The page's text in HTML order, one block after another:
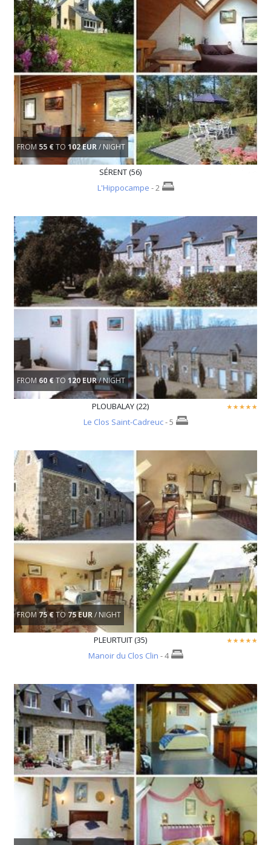
FROM 55 €TO 102 EUR/ NIGHT
SÉRENT (56)
L'Hippocampe - 2
FROM 60 €TO 120 EUR/ NIGHT
PLOUBALAY (22)
Le Clos Saint-Cadreuc- 5
FROM 75 €TO 75 EUR/ NIGHT
PLEURTUIT (35)
Manoir du Clos Clin - 4